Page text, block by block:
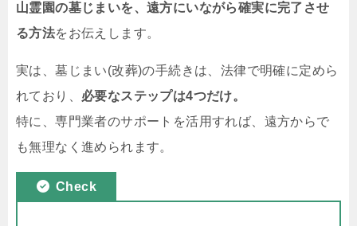
山霊園の墓じまいを、遠方にいながら確実に完了させ
る方法をお伝えします。
実は、墓じまい(改葬)の手続きは、法律で明確に定めら
れており、 必要なステップは4つだけ。
特に、専門業者のサポートを活用すれば、遠方からで
も無理なく進められます。
Check